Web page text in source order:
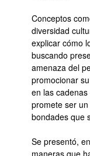
Conceptos
diversidad
explicar cómo
buscando
amenaza del
promocionar
en las
promete ser
bondades que
Se presentó,
maneras que